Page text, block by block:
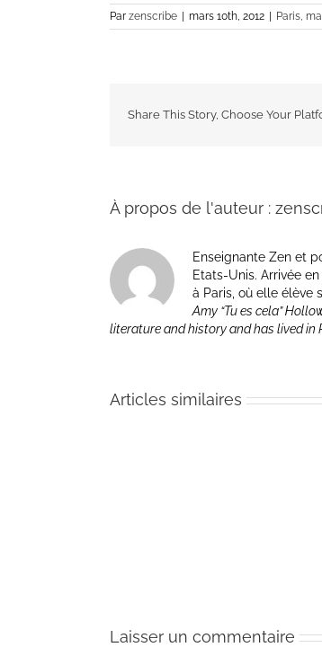
Par zenscribe mars 10th, 2012 Paris,
Share This Story, Choose Your
À propos de l'auteur :
Enseignante Zen et
Etats-Unis. Arrivée
à Paris, où elle élève
Amy “Tu es cela”
literature and history and has lived in
Articles similaires
Laisser un commentaire